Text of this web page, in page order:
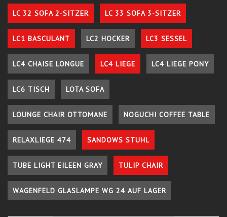
LC 32 SOFA 2-SITZER LC 33 SOFA 3-SITZER
LC1 BASCULANT LC2 HOCKER LC3 SESSEL
LC4 CHAISE LONGUE LC4 LIEGE LC4 LIEGE PONY
LC6 TISCH LOTA SOFA
LOUNGE CHAIR OTTOMANE NOGUCHI COFFEE TABLE
RELAXLIEGE 474 SANDOWS STUHL
TUBE LIGHT EILEEN GRAY TULIP CHAIR
WAGENFELD GLASLAMPE WG 24 AUF LAGER